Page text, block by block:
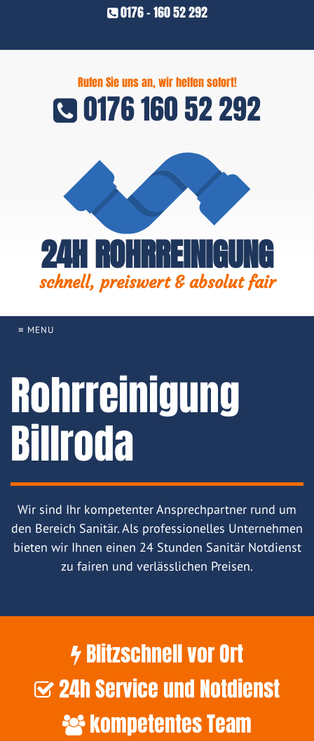
0176 - 160 52 292
Rufen Sie uns an, wir helfen sofort!
0176 160 52 292
24H ROHRREINIGUNG
schnell, preiswert & absolut fair
≡ MENU
Rohrreinigung
Billroda
Wir sind Ihr kompetenter Ansprechpartner rund um
den Bereich Sanitär. Als professionelles Unternehmen
bieten wir Ihnen einen 24 Stunden Sanitär Notdienst
zu fairen und verlässlichen Preisen.
Blitzschnell vor Ort
24h Service und Notdienst
kompetentes Team